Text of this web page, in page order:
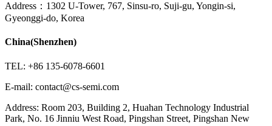
Address：1302 U-Tower, 767, Sinsu-ro, Suji-gu, Yongin-si,
Gyeonggi-do, Korea
China(Shenzhen)
TEL: +86 135-6078-6601
E-mail: contact@cs-semi.com
Address: Room 203, Building 2, Huahan Technology Industrial
Park, No. 16 Jinniu West Road, Pingshan Street, Pingshan New